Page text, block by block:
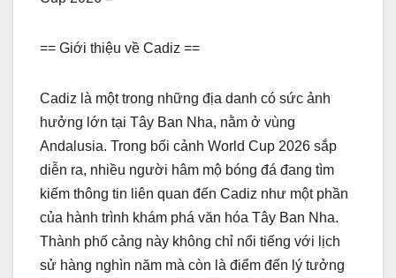
== Giới thiệu về Cadiz ==
Cadiz là một trong những địa danh có sức ảnh
hưởng lớn tại Tây Ban Nha, nằm ở vùng
Andalusia. Trong bối cảnh World Cup 2026 sắp
diễn ra, nhiều người hâm mộ bóng đá đang tìm
kiếm thông tin liên quan đến Cadiz như một phần
của hành trình khám phá văn hóa Tây Ban Nha.
Thành phố cảng này không chỉ nổi tiếng với lịch
sử hàng nghìn năm mà còn là điểm đến lý tưởng